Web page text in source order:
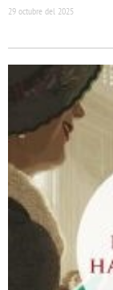
29 octubre del 2025